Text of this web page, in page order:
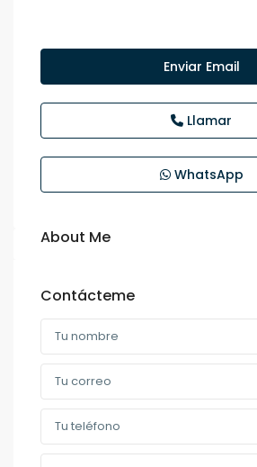
Enviar Email
Llamar
WhatsApp
About Me
Contácteme